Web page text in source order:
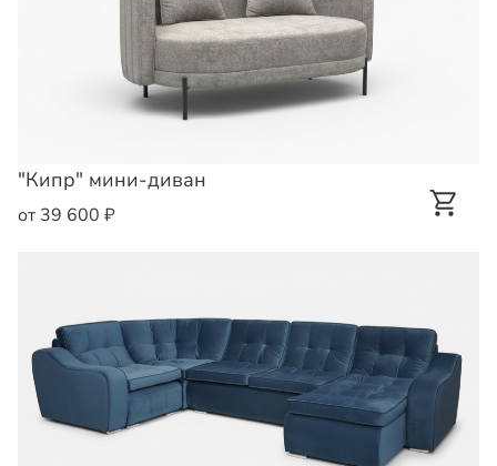
"Кипр" мини-диван
от 39 600 ₽